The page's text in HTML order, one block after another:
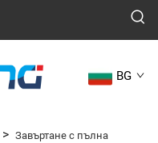
BG
> Завъртане с пълна